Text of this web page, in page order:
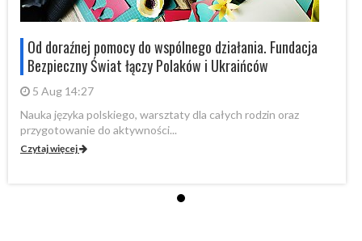
Od doraźnej pomocy do wspólnego działania. Fundacja
Bezpieczny Świat łączy Polaków i Ukraińców
5 Aug 14:27
Nauka języka polskiego, warsztaty dla całych rodzin oraz
przygotowanie do aktywności...
Czytaj więcej